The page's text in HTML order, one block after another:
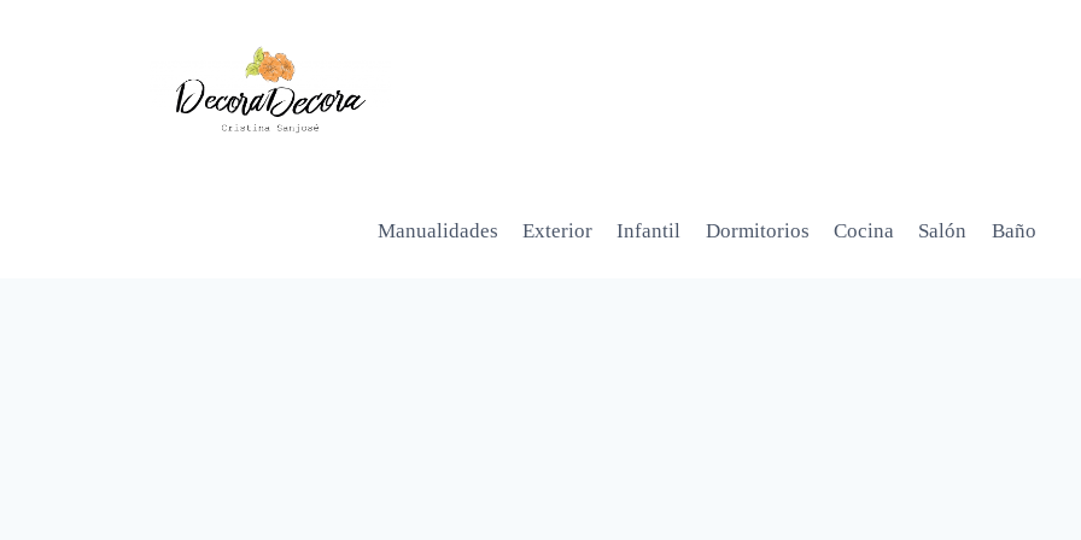
Manualidades Exterior Infantil Dormitorios Cocina Salón Baño